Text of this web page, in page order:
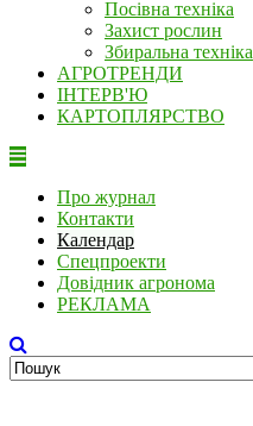
Посівна техніка
Захист рослин
Збиральна техніка
АГРОТРЕНДИ
ІНТЕРВ'Ю
КАРТОПЛЯРСТВО
Про журнал
Контакти
Календар
Спецпроекти
Довідник агронома
РЕКЛАМА